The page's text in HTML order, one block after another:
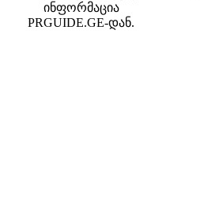
ინფორმაცია
PRGUIDE.GE-დან.